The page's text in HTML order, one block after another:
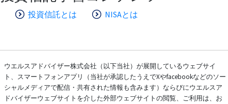
投資信託とは NISAとは
ウエルスアドバイザー株式会社（以下当社）が展開しているウェブサイ
ト、スマートフォンアプリ（当社が承認したうえでXやfacebookなどのソー
シャルメディアで配信・共有された情報も含みます）ならびにウエルスア
ドバイザーウェブサイトを介した外部ウェブサイトの閲覧、ご利用は、お